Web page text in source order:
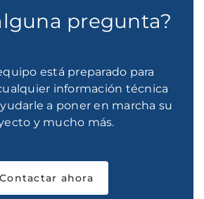
pregunta?
está preparado para
información técnica
a poner en marcha su
y mucho más.
Contactar ahora